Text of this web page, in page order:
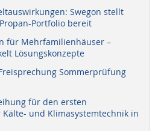
Swegon stellt
Portfolio bereit
für Mehrfamilienhäuser –
Lösungskonzepte
Sommerprüfung
für den ersten
und Klimasystemtechnik in